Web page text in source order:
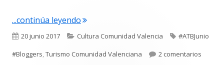
...continúa leyendo"¿Qué hacer en Valencia en verano?"
Publicado
el
20 junio 2017 Categorías
Cultura Comunidad Valencia Etiquetas
#ATBJunio
#Bloggers,Turismo Comunidad Valenciana 2 comentarios